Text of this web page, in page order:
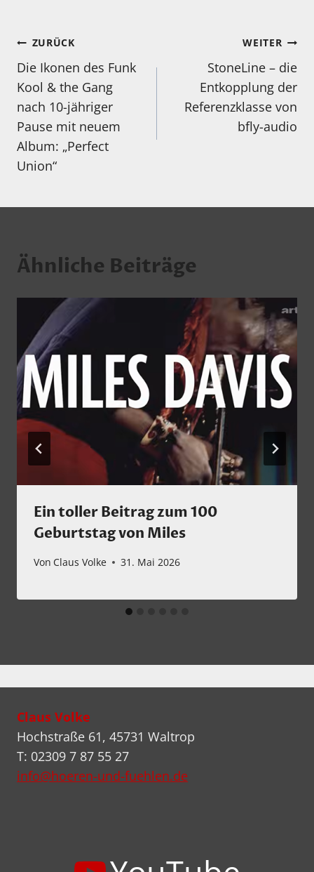
Beitragsnavigation
ZURÜCK
Die Ikonen des Funk
Kool & the Gang
nach 10-jähriger
Pause mit neuem
Album: „Perfect
Union“
WEITER
StoneLine – die
Entkopplung der
Referenzklasse von
bfly-audio
Ähnliche Beiträge
Ein toller Beitrag zum 100
Geburtstag von Miles
Von Claus Volke 31. Mai 2026
Claus Volke
Hochstraße 61, 45731 Waltrop
T: 02309 7 87 55 27
info@hoeren-und-fuehlen.de